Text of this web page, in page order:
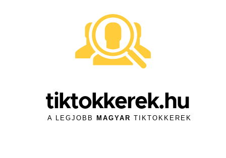
tiktokkerek.hu
A LEGJOBB MAGYAR TIKTOKKEREK